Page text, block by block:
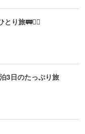
り旅🚃🚴‍♂️
3日のたっぷり旅